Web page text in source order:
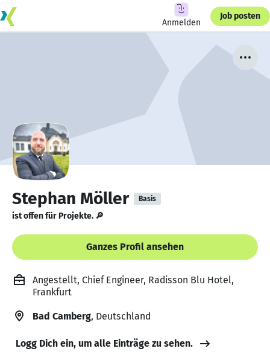
Anmelden
Job posten
Stephan Möller Basis
ist offen für Projekte. 🔎
Ganzes Profil ansehen
Angestellt, Chief Engineer, Radisson Blu Hotel,
Frankfurt
Bad Camberg, Deutschland
Logg Dich ein, um alle Einträge zu sehen.